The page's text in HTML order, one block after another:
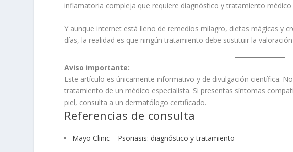
inflamatoria compleja que requiere diagnóstico y tratamiento médico
Y aunque internet está lleno de remedios milagro, dietas mágicas y
días, la realidad es que ningún tratamiento debe sustituir la
Aviso importante:
Este artículo es únicamente informativo y de divulgación científica.
tratamiento de un médico especialista. Si presentas síntomas
piel, consulta a un dermatólogo certificado.
Referencias de consulta
Mayo Clinic – Psoriasis: diagnóstico y tratamiento